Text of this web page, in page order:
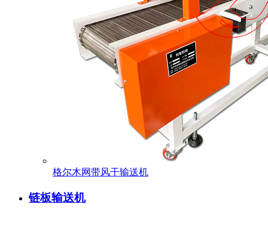
格尔木网带风干输送机
链板输送机